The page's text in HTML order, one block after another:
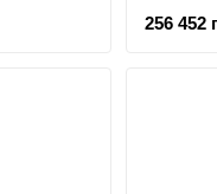
256 452